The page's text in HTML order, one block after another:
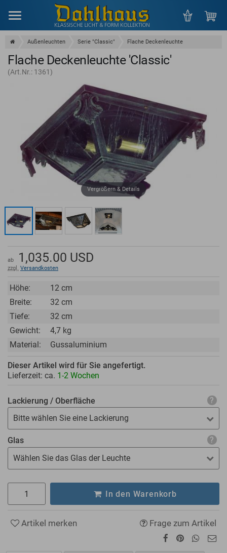
Außenleuchten Serie "Classic" Flache Deckenleuchte
Flache Deckenleuchte 'Classic'
(Art.Nr.: 1361)
Vergrößern & Details
ab 1,035.00 USD
zzgl. Versandkosten
Höhe:
12 cm
Breite:
32 cm
Tiefe:
32 cm
Gewicht:
4,7 kg
Material:
Gussaluminium
Dieser Artikel wird für Sie angefertigt.
Lieferzeit: ca. 1-2 Wochen
Lackierung / Oberfläche
Bitte wählen Sie eine Lackierung
Glas
Wählen Sie das Glas der Leuchte
In den Warenkorb
Artikel merken Frage zum Artikel